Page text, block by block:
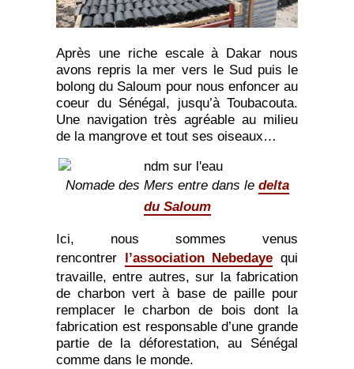
Après une riche escale à Dakar nous
avons repris la mer vers le Sud puis le
bolong du Saloum pour nous enfoncer au
coeur du Sénégal, jusqu’à Toubacouta.
Une navigation très agréable au milieu
de la mangrove et tout ses oiseaux…
Nomade des Mers entre dans le delta
du Saloum
Ici, nous sommes venus
rencontrer l’association Nebedaye qui
travaille, entre autres, sur la fabrication
de charbon vert à base de paille pour
remplacer le charbon de bois dont la
fabrication est responsable d’une grande
partie de la déforestation, au Sénégal
comme dans le monde.